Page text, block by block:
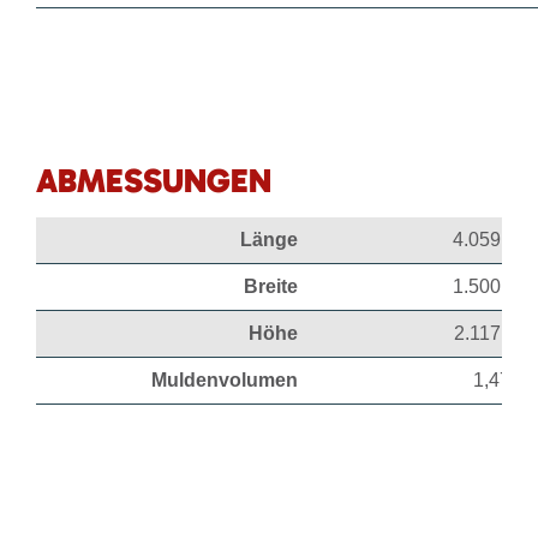
ABMESSUNGEN
Länge 4.059 mm
Breite 1.500 mm
Höhe 2.117 mm
Muldenvolumen 1,47 m³